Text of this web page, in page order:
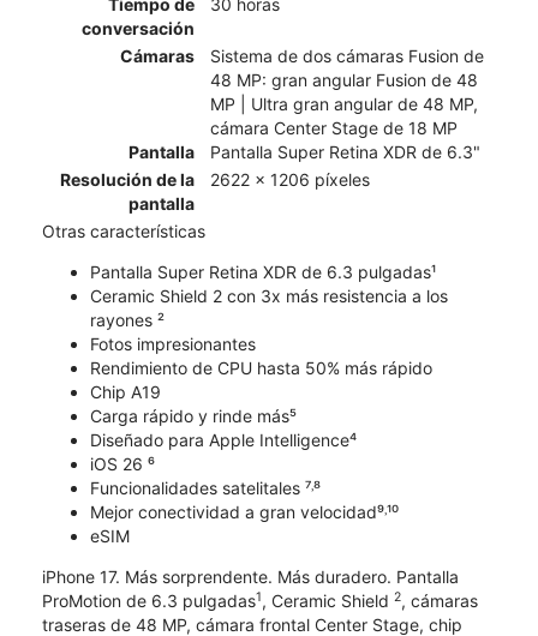
Tiempo de
conversación
30 horas
Cámaras
Sistema de dos cámaras Fusion de
48 MP: gran angular Fusion de 48
MP | Ultra gran angular de 48 MP,
cámara Center Stage de 18 MP
Pantalla
Pantalla Super Retina XDR de 6.3"
Resolución de la
pantalla
2622 x 1206 píxeles
Otras características
Pantalla Super Retina XDR de 6.3 pulgadas¹
Ceramic Shield 2 con 3x más resistencia a los
rayones ²
Fotos impresionantes
Rendimiento de CPU hasta 50% más rápido
Chip A19
Carga rápido y rinde más⁵
Diseñado para Apple Intelligence⁴
iOS 26 ⁶
Funcionalidades satelitales ⁷˒⁸
Mejor conectividad a gran velocidad⁹˒¹⁰
eSIM
iPhone 17. Más sorprendente. Más duradero. Pantalla
ProMotion de 6.3 pulgadas1, Ceramic Shield 2, cámaras
traseras de 48 MP, cámara frontal Center Stage, chip